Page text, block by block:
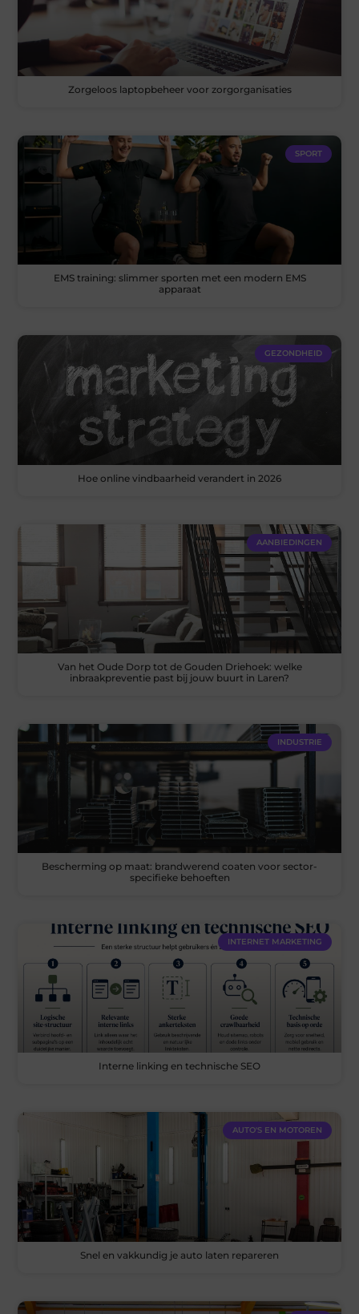
Zorgeloos laptopbeheer voor zorgorganisaties
SPORT
EMS training: slimmer sporten met een modern EMS
apparaat
GEZONDHEID
Hoe online vindbaarheid verandert in 2026
AANBIEDINGEN
Van het Oude Dorp tot de Gouden Driehoek: welke
inbraakpreventie past bij jouw buurt in Laren?
INDUSTRIE
Bescherming op maat: brandwerend coaten voor sector-
specifieke behoeften
INTERNET MARKETING
Interne linking en technische SEO
AUTO'S EN MOTOREN
Snel en vakkundig je auto laten repareren